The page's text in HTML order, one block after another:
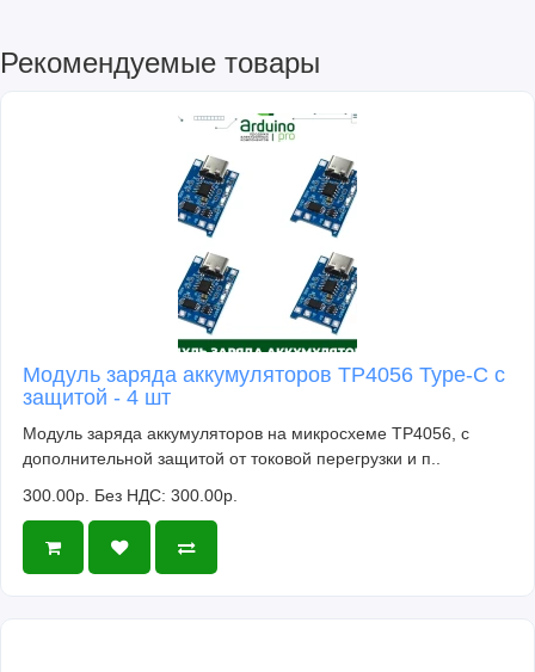
Рекомендуемые товары
Модуль заряда аккумуляторов TP4056 Type-C с
защитой - 4 шт
Модуль заряда аккумуляторов на микросхеме TP4056, с
дополнительной защитой от токовой перегрузки и п..
300.00р. Без НДС: 300.00р.